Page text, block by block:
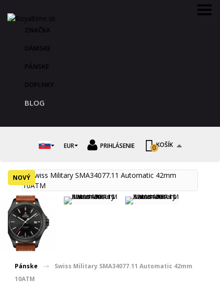
ZNAČKA
DÁMSKE
PÁNSKE
DOPLNKY
BLOG
EUR PRIHLÁSENIE KOŠÍK
0
NOVÝ
Pánske
Swiss Military SMA34077.11 Automatic 42mm
10ATM